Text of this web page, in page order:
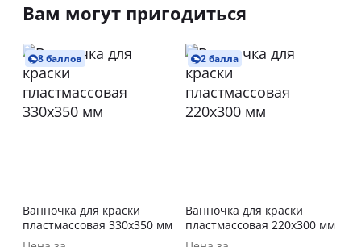
Вам могут пригодиться
8 баллов
Ванночка для краски
пластмассовая 330х350 мм
2 балла
Ванночка для краски
пластмассовая 220х300 мм